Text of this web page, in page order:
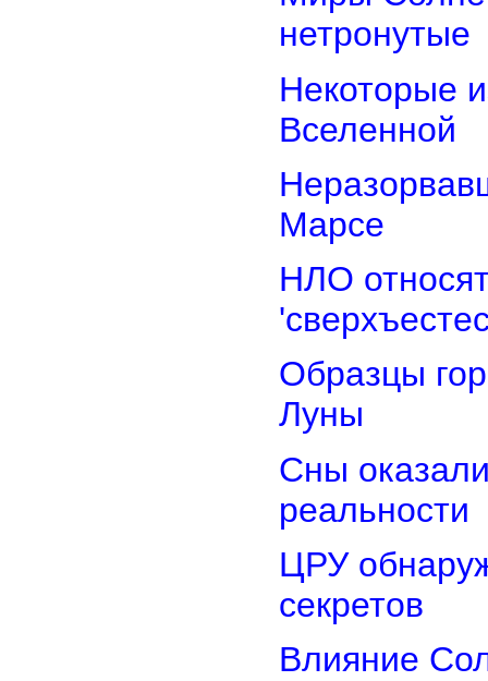
нетронутые
Некоторые
Вселенной
Марсе
НЛО
Образцы
Луны
Сны
реальности
ЦРУ
секретов
Влияние